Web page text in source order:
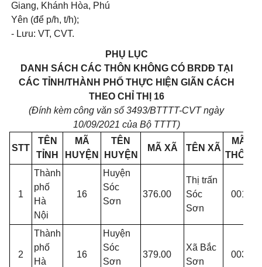
Giang, Khánh Hòa, Phú
Yên (để p/h, t/h);
- Lưu: VT, CVT.
PHỤ LỤC
DANH SÁCH CÁC THÔN KHÔNG CÓ BRDĐ TẠI
CÁC TỈNH/THÀNH PHỐ THỰC HIỆN GIÃN CÁCH
THEO CHỈ THỊ 16
(Đính kèm công văn số 3493/BTTTT-CVT ngày
10/09/2021 của Bộ TTTT)
STT
TÊN
TỈNH
MÃ
HUYỆN
TÊN
HUYỆN
MÃ XÃ TÊN XÃ
MÃ
THÔN
1
Thành
phố
Hà
Nội
16
Huyện
Sóc
Sơn
376.00
Thị trấn
Sóc
Sơn
001
2
Thành
phố
Hà
16
Huyện
Sóc
Sơn
379.00
Xã Bắc
Sơn
003